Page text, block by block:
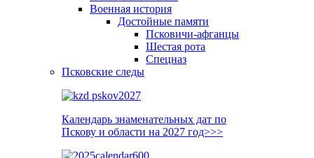
Военная история
Достойные памяти
Псковичи-афганцы
Шестая рота
Спецназ
Псковские следы
Календарь знаменательных дат по
Пскову и области на 2027 год>>>